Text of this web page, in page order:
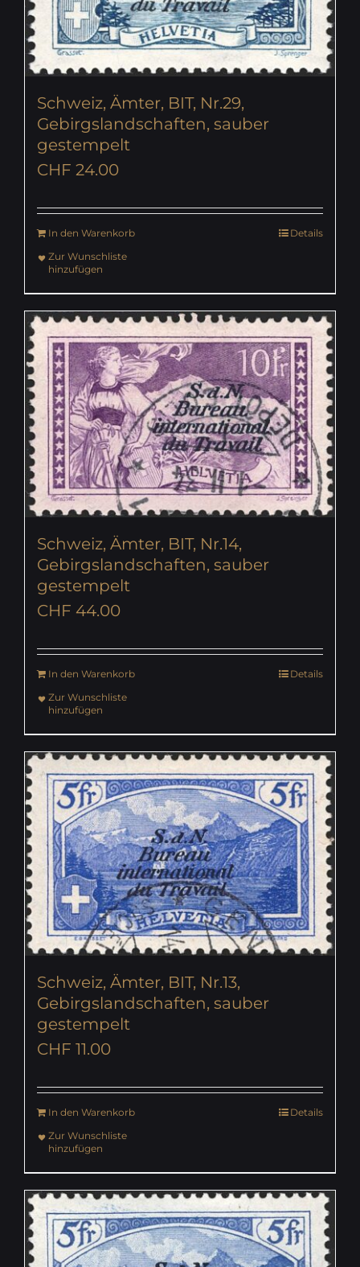
Schweiz, Ämter, BIT, Nr.29,
Gebirgslandschaften, sauber
gestempelt
CHF 24.00
In den Warenkorb
Details
Zur Wunschliste
hinzufügen
Schweiz, Ämter, BIT, Nr.14,
Gebirgslandschaften, sauber
gestempelt
CHF 44.00
In den Warenkorb
Details
Zur Wunschliste
hinzufügen
Schweiz, Ämter, BIT, Nr.13,
Gebirgslandschaften, sauber
gestempelt
CHF 11.00
In den Warenkorb
Details
Zur Wunschliste
hinzufügen